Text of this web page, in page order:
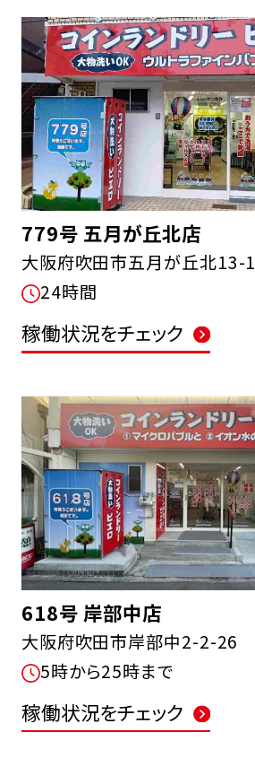
779号 五月が丘北店
大阪府吹田市五月が丘北13-1
24時間
稼働状況をチェック
618号 岸部中店
大阪府吹田市岸部中2-2-26
5時から25時まで
稼働状況をチェック